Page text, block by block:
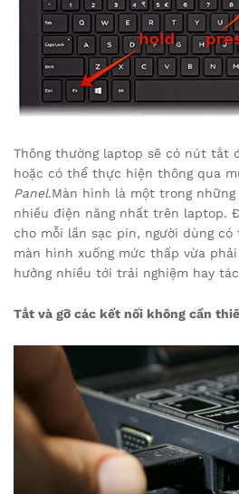
Thông thường laptop sẽ có nút tắt
hoặc có thể thực hiện thông qua
Panel.Màn hình là một trong
nhiều điện năng nhất trên laptop.
cho mỗi lần sạc pin, người dùng
màn hình xuống mức thấp vừa
hưởng nhiều tới trải nghiệm hay
Tắt và gỡ các kết nối không cần